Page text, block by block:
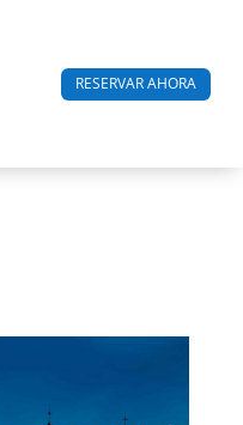
RESERVAR AHORA